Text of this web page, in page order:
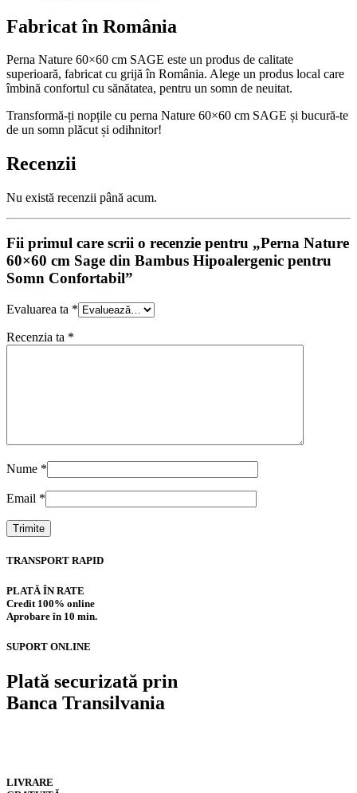
Fabricat în România
Perna Nature 60×60 cm SAGE este un produs de calitate
superioară, fabricat cu grijă în România. Alege un produs local care
îmbină confortul cu sănătatea, pentru un somn de neuitat.
Transformă-ți nopțile cu perna Nature 60×60 cm SAGE și bucură-te
de un somn plăcut și odihnitor!
Recenzii
Nu există recenzii până acum.
Fii primul care scrii o recenzie pentru „Perna Nature
60×60 cm Sage din Bambus Hipoalergenic pentru
Somn Confortabil”
Evaluarea ta *
Recenzia ta *
Nume *
Email *
TRANSPORT RAPID
PLATĂ ÎN RATE
Credit 100% online
Aprobare în 10 min.
SUPORT ONLINE
Plată securizată prin
Banca Transilvania
LIVRARE